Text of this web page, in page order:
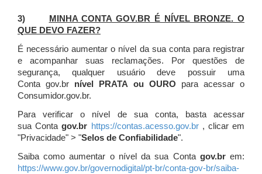
3)
MINHA CONTA GOV.BR É NÍVEL BRONZE. O
QUE DEVO FAZER?
É necessário aumentar o nível da sua conta para registrar
e acompanhar suas reclamações. Por questões de
segurança, qualquer usuário deve possuir uma
Conta gov.br nível PRATA ou OURO para acessar o
Consumidor.gov.br.
Para verificar o nível de sua conta, basta acessar
sua Contagov.br https://contas.acesso.gov.br, clicar em
"Privacidade" > "Selos de Confiabilidade".
Saiba como aumentar o nível da sua Conta gov.brem:
https://www.gov.br/governodigital/pt-br/conta-gov-br/saiba-